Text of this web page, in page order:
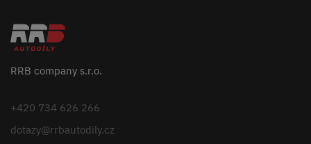
RRB company s.r.o.
+420 734 626 266
dotazy@rrbautodily.cz